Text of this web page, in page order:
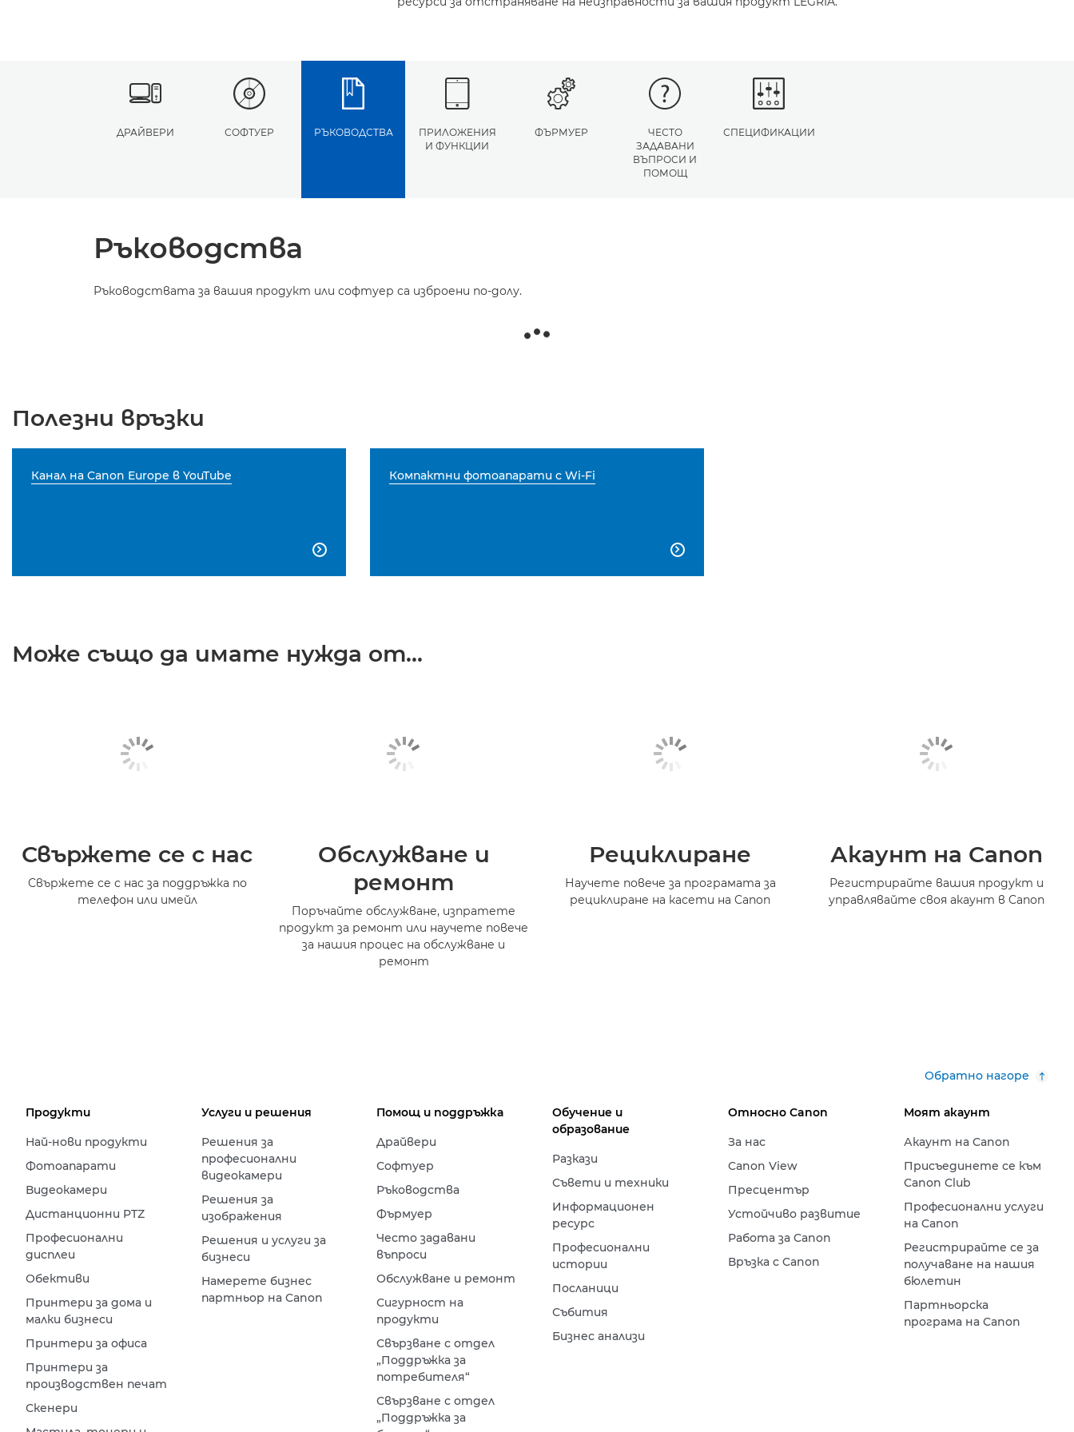
ДРАЙВЕРИ СОФТУЕР РЪКОВОДСТВА
ПРИЛОЖЕНИЯ
И ФУНКЦИИ
ФЪРМУЕР
ЧЕСТО
ЗАДАВАНИ
ВЪПРОСИ И
ПОМОЩ
СПЕЦИФИКАЦИИ
Ръководства
Ръководствата за вашия продукт или софтуер са изброени по-долу.
Полезни връзки
Канал на Canon Europe в YouTube

Компактни фотоапарати с Wi-Fi

Може също да имате нужда от...
Свържете се с нас
Свържете се с нас за поддръжка по
телефон или имейл
Обслужване и
ремонт
Поръчайте обслужване, изпратете
продукт за ремонт или научете повече
за нашия процес на обслужване и
ремонт
Рециклиране
Научете повече за програмата за
рециклиране на касети на Canon
Акаунт на Canon
Регистрирайте вашия продукт и
управлявайте своя акаунт в Canon
Обратно нагоре
Продукти
Най-нови продукти
Фотоапарати
Видеокамери
Дистанционни PTZ
Професионални
дисплеи
Обективи
Принтери за дома и
малки бизнеси
Принтери за офиса
Принтери за
производствен печат
Скенери
Услуги и решения
Решения за
професионални
видеокамери
Решения за
изображения
Решения и услуги за
бизнеси
Намерете бизнес
партньор на Canon
Помощ и поддръжка
Драйвери
Софтуер
Ръководства
Фърмуер
Често задавани
въпроси
Обслужване и ремонт
Сигурност на
продукти
Свързване с отдел
„Поддръжка за
потребителя“
Свързване с отдел
„Поддръжка за
Обучение и
образование
Разкази
Съвети и техники
Информационен
ресурс
Професионални
истории
Посланици
Събития
Бизнес анализи
Относно Canon
За нас
Canon View
Пресцентър
Устойчиво развитие
Работа за Canon
Връзка с Canon
Моят акаунт
Акаунт на Canon
Присъединете се към
Canon Club
Професионални услуги
на Canon
Регистрирайте се за
получаване на нашия
бюлетин
Партньорска
програма на Canon